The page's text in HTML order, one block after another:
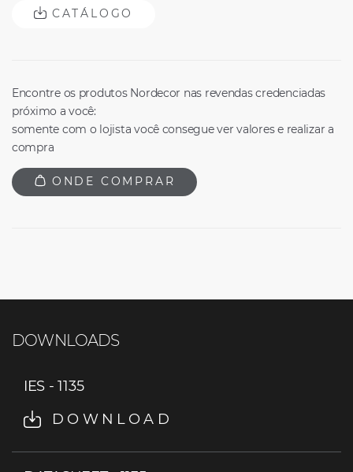
CATÁLOGO
Encontre os produtos Nordecor nas revendas credenciadas
próximo a você:
somente com o lojista você consegue ver valores e realizar a
compra
ONDE COMPRAR
DOWNLOADS
IES - 1135
DOWNLOAD